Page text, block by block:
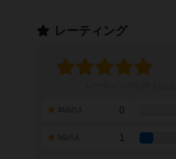
レーティング
0
1